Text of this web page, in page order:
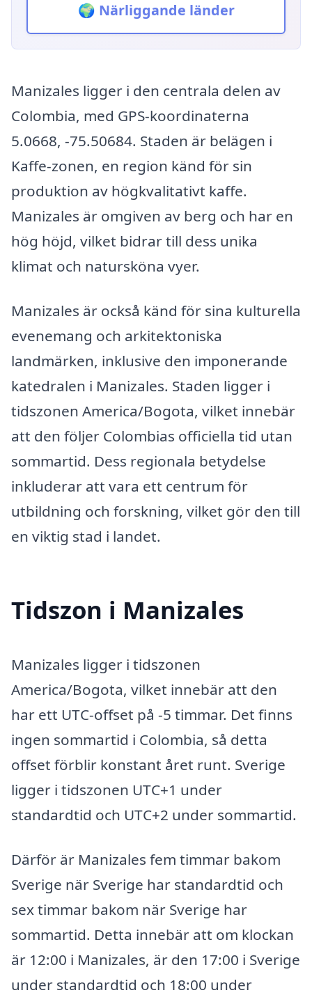
🌍 Närliggande länder
Manizales ligger i den centrala delen av
Colombia, med GPS-koordinaterna
5.0668, -75.50684. Staden är belägen i
Kaffe-zonen, en region känd för sin
produktion av högkvalitativt kaffe.
Manizales är omgiven av berg och har en
hög höjd, vilket bidrar till dess unika
klimat och natursköna vyer.
Manizales är också känd för sina kulturella
evenemang och arkitektoniska
landmärken, inklusive den imponerande
katedralen i Manizales. Staden ligger i
tidszonen America/Bogota, vilket innebär
att den följer Colombias officiella tid utan
sommartid. Dess regionala betydelse
inkluderar att vara ett centrum för
utbildning och forskning, vilket gör den till
en viktig stad i landet.
Tidszon i Manizales
Manizales ligger i tidszonen
America/Bogota, vilket innebär att den
har ett UTC-offset på -5 timmar. Det finns
ingen sommartid i Colombia, så detta
offset förblir konstant året runt. Sverige
ligger i tidszonen UTC+1 under
standardtid och UTC+2 under sommartid.
Därför är Manizales fem timmar bakom
Sverige när Sverige har standardtid och
sex timmar bakom när Sverige har
sommartid. Detta innebär att om klockan
är 12:00 i Manizales, är den 17:00 i Sverige
under standardtid och 18:00 under